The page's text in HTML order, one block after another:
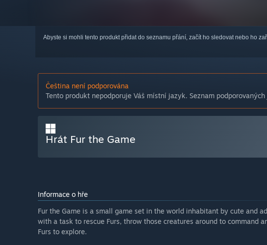
Abyste si mohli tento produkt přidat do seznamu přání, začít ho sledovat nebo ho
Čeština není podporována
Tento produkt nepodporuje Váš místní jazyk. Seznam
Hrát Fur the Game
Informace o hře
Fur the Game is a small game set in the world inhabitant by cute and
with a task to rescue Furs, throw those creatures around to command
Furs to explore.